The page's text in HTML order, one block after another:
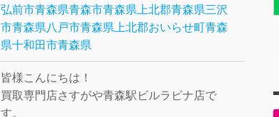
弘前市青森県青森市青森県上北郡青森県三沢
市青森県八戸市青森県上北郡おいらせ町青森
県十和田市青森県
皆様こんにちは！
買取専門店さすがや青森駅ビルラビナ店で
す。